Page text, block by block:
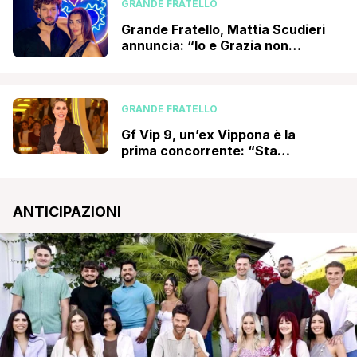
GRANDE FRATELLO
Grande Fratello, Mattia Scudieri
annuncia: “Io e Grazia non
GRANDE FRATELLO
Gf Vip 9, un’ex Vippona è la
prima concorrente: “Sta
ANTICIPAZIONI